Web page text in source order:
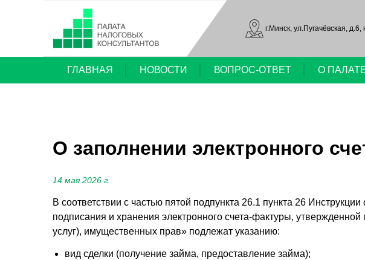
г.Минск, ул.Пугачёвская, д.6,
ГЛАВНАЯ НОВОСТИ ВОПРОС-ОТВЕТ О
О заполнении электронного
14 мая 2026 г.
В соответствии с частью пятой подпункта 26.1 пункта 26
подписания и хранения электронного счета-фактуры,
услуг), имущественных прав» подлежат указанию:
вид сделки (получение займа, предоставление займа);